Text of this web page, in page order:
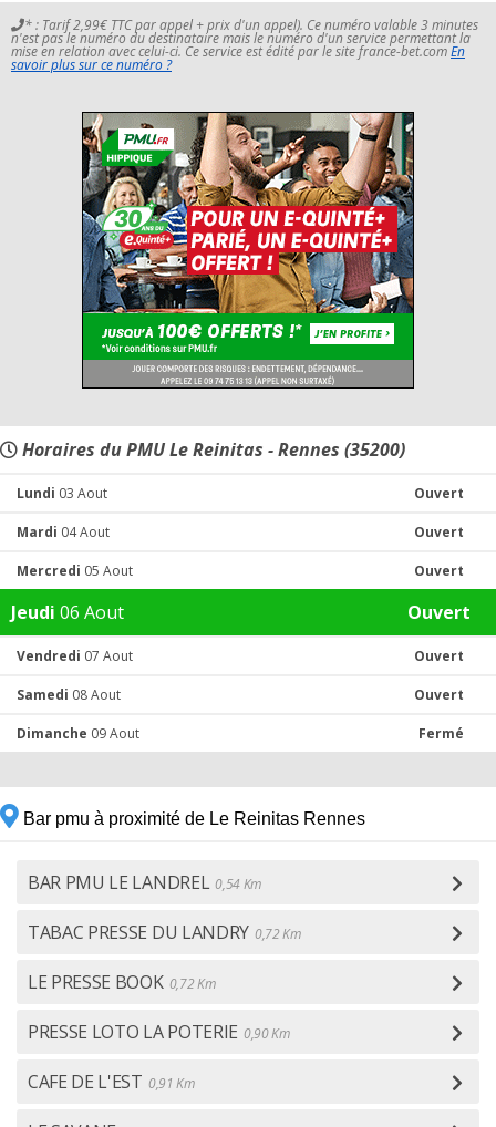
* : Tarif 2,99€ TTC par appel + prix d'un appel). Ce numéro valable 3 minutes
n'est pas le numéro du destinataire mais le numéro d'un service permettant la
mise en relation avec celui-ci. Ce service est édité par le site france-bet.comEn
savoir plus sur ce numéro ?
Horaires du PMU Le Reinitas - Rennes (35200)
Lundi 03 Aout Ouvert
Mardi 04 Aout Ouvert
Mercredi 05 Aout Ouvert
Jeudi 06 Aout Ouvert
Vendredi 07 Aout Ouvert
Samedi 08 Aout Ouvert
Dimanche 09 Aout Fermé
Bar pmu à proximité de Le Reinitas Rennes
BAR PMU LE LANDREL 0,54 Km
TABAC PRESSE DU LANDRY 0,72 Km
LE PRESSE BOOK 0,72 Km
PRESSE LOTO LA POTERIE 0,90 Km
CAFE DE L'EST 0,91 Km